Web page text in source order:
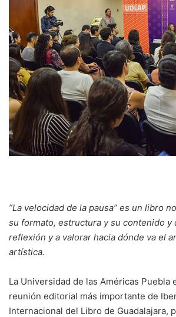
”La velocidad de la pausa” es un libro
su formato, estructura y su contenido y
reflexión y a valorar hacia dónde va el
artística.
La Universidad de las Américas Puebla
reunión editorial más importante de
Internacional del Libro de Guadalajara,